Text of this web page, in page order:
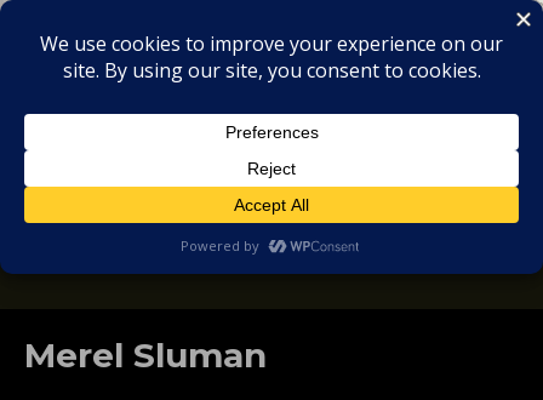
MIX
COLLECTORS
SOULFUL, DEEP HOUSE & GARAGE - MUSIC
Merel Sluman